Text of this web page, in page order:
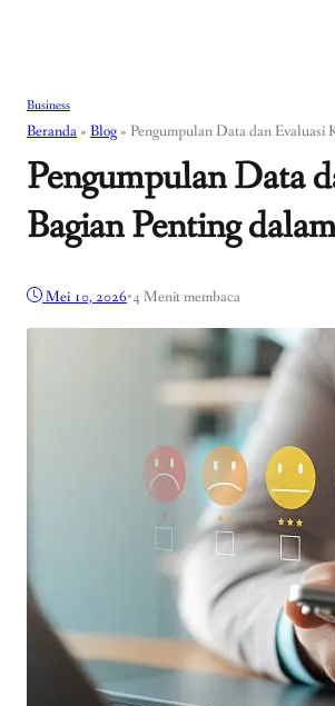
Business
Beranda » Blog » Pengumpulan Data dan Evaluasi
Pengumpulan Data
Bagian Penting
Mei 10, 2026•4 Menit membaca